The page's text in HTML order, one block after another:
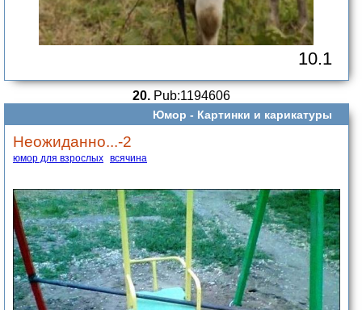
10.1
20.Pub:1194606
Юмор - Картинки и карикатуры
Неожиданно...-2
юмор для взрослых всячина